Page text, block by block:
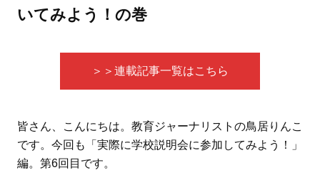
ママとパパに贈る「ジェンダーレ
人気の40代髪型・ヘア
いてみよう！の巻
＞＞連載記事一覧はこちら
皆さん、こんにちは。教育ジャーナリストの鳥居りんこ
です。今回も「実際に学校説明会に参加してみよう！」
編。第6回目です。